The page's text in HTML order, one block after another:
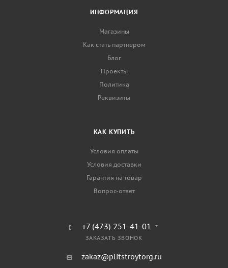
ИНФОРМАЦИЯ
Магазины
Как стать партнером
Блог
Проекты
Политика
Реквизиты
КАК КУПИТЬ
Условия оплаты
Условия доставки
Гарантия на товар
Вопрос-ответ
+7 (473) 251-41-01
ЗАКАЗАТЬ ЗВОНОК
zakaz@plitstroytorg.ru